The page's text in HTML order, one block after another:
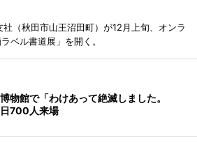
（秋田市山王沼田町）が12月上旬、オンラ
ベル書道展」を開く。
物館で「わけあって絶滅しました。
700人来場